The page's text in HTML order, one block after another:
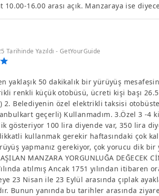
10.00-16.00 arası açık. Manzaraya ise
Tarihinde Yazıldı - GetYourGuide
yaklaşık 50 dakikalık bir yürüyüş
renkli küçük otobüsü, ücreti kişi başı
2. Belediyenin özel elektrikli taksisi
geçerli) Kullanmadım. 3.Özel 3 -4
gösteriyor 100 lira diyende var, 350 lira
kullanmak gerekir haftasındaki çok
yapmanız gerekiyor, çok yorucu dik bir
MANZARA YORGUNLUĞA
atılmış Ancak 1751 yılından
23 Nisan ile 23 Eylül arasında çıplak
Bunun yanında bu tarihler arasında